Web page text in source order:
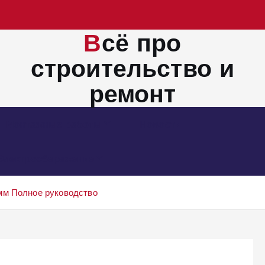
Всё про
строительство и
ремонт
Полное руководство